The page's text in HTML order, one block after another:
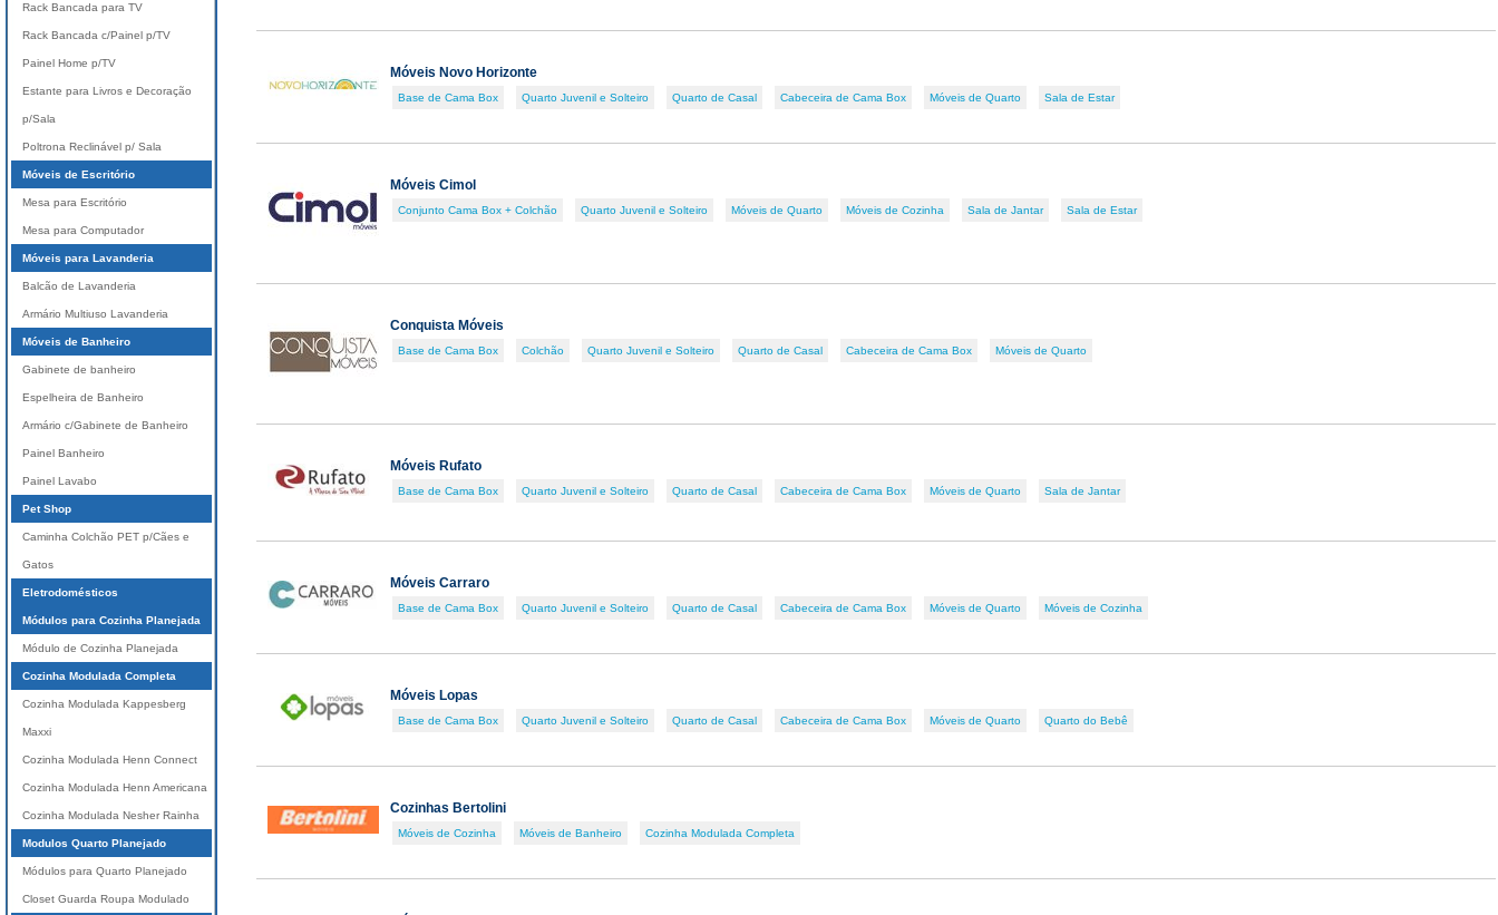
Móveis Novo Horizonte
Base de Cama Box Quarto Juvenil e Solteiro Quarto de Casal Cabeceira de Cama Box Móveis de Quarto Sala de Estar
Móveis Cimol
Conjunto Cama Box + Colchão Quarto Juvenil e Solteiro Móveis de Quarto Móveis de Cozinha Sala de Jantar Sala de Estar
Conquista Móveis
Base de Cama Box Colchão Quarto Juvenil e Solteiro Quarto de Casal Cabeceira de Cama Box Móveis de Quarto
Móveis Rufato
Base de Cama Box Quarto Juvenil e Solteiro Quarto de Casal Cabeceira de Cama Box Móveis de Quarto Sala de Jantar
Móveis Carraro
Base de Cama Box Quarto Juvenil e Solteiro Quarto de Casal Cabeceira de Cama Box Móveis de Quarto Móveis de Cozinha
Móveis Lopas
Base de Cama Box Quarto Juvenil e Solteiro Quarto de Casal Cabeceira de Cama Box Móveis de Quarto Quarto do Bebê
Cozinhas Bertolini
Móveis de Cozinha Móveis de Banheiro Cozinha Modulada Completa
Rack Bancada para TV
Rack Bancada c/Painel p/TV
Painel Home p/TV
Estante para Livros e Decoração
p/Sala
Poltrona Reclinável p/ Sala
Móveis de Escritório
Mesa para Escritório
Mesa para Computador
Móveis para Lavanderia
Balcão de Lavanderia
Armário Multiuso Lavanderia
Móveis de Banheiro
Gabinete de banheiro
Espelheira de Banheiro
Armário c/Gabinete de Banheiro
Painel Banheiro
Painel Lavabo
Pet Shop
Caminha Colchão PET p/Cães e
Gatos
Eletrodomésticos
Módulos para Cozinha Planejada
Módulo de Cozinha Planejada
Cozinha Modulada Completa
Cozinha Modulada Kappesberg
Maxxi
Cozinha Modulada Henn Connect
Cozinha Modulada Henn Americana
Cozinha Modulada Nesher Rainha
Modulos Quarto Planejado
Módulos para Quarto Planejado
Closet Guarda Roupa Modulado